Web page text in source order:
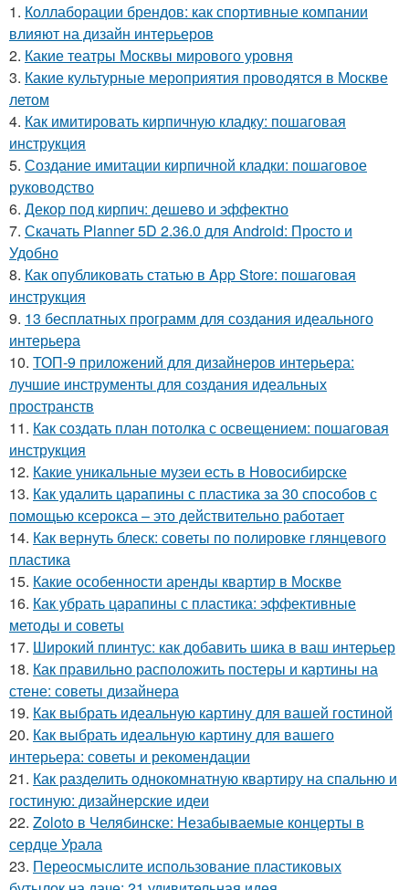
1. Коллаборации брендов: как спортивные компании
влияют на дизайн интерьеров
2. Какие театры Москвы мирового уровня
3. Какие культурные мероприятия проводятся в Москве
летом
4. Как имитировать кирпичную кладку: пошаговая
инструкция
5. Создание имитации кирпичной кладки: пошаговое
руководство
6. Декор под кирпич: дешево и эффектно
7. Скачать Planner 5D 2.36.0 для Android: Просто и
Удобно
8. Как опубликовать статью в App Store: пошаговая
инструкция
9. 13 бесплатных программ для создания идеального
интерьера
10. ТОП-9 приложений для дизайнеров интерьера:
лучшие инструменты для создания идеальных
пространств
11. Как создать план потолка с освещением: пошаговая
инструкция
12. Какие уникальные музеи есть в Новосибирске
13. Как удалить царапины с пластика за 30 способов с
помощью ксерокса – это действительно работает
14. Как вернуть блеск: советы по полировке глянцевого
пластика
15. Какие особенности аренды квартир в Москве
16. Как убрать царапины с пластика: эффективные
методы и советы
17. Широкий плинтус: как добавить шика в ваш интерьер
18. Как правильно расположить постеры и картины на
стене: советы дизайнера
19. Как выбрать идеальную картину для вашей гостиной
20. Как выбрать идеальную картину для вашего
интерьера: советы и рекомендации
21. Как разделить однокомнатную квартиру на спальню и
гостиную: дизайнерские идеи
22. Zoloto в Челябинске: Незабываемые концерты в
сердце Урала
23. Переосмыслите использование пластиковых